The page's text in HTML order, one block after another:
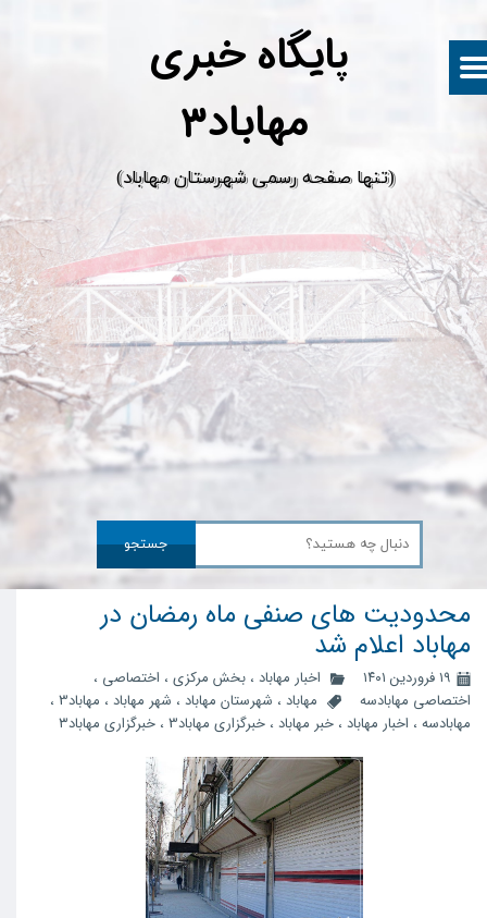
پایگاه خبری
​(تنها صفحه رسمی شهرستان مهاباد)
جستجو
محدودیت های صنفی ماه رمضان در
مهاباد اعلام شد
۱۹ فروردین ۱۴۰۱ اخبار مهاباد ، بخش مرکزی ، اختصاصی ،
اختصاصی مهابادسه
مهاباد ، شهرستان مهاباد ، شهر مهاباد ، مهاباد3
،
مهابادسه ، اخبار مهاباد ، خبر مهاباد ، خبرگزاری مهاباد3 ، خبرگزاری مهاباد۳